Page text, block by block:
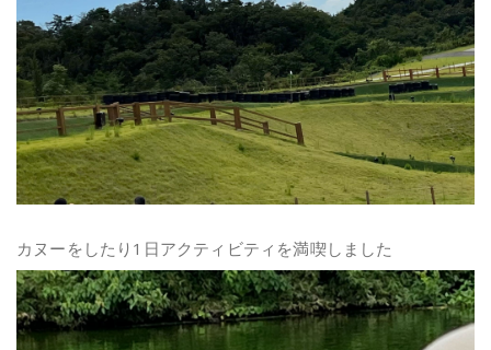
カヌーをしたり1日アクティビティを満喫しました